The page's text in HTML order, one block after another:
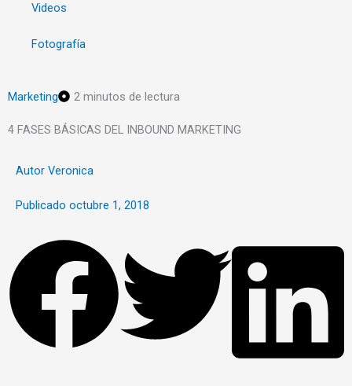
Videos
Fotografía
Marketing 2 minutos de lectura
4 FASES BÁSICAS DEL INBOUND MARKETING
Autor Veronica
Publicado octubre 1, 2018